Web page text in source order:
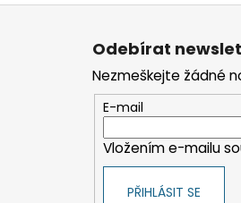
Z
Odebírat
Nezmeškejte žádné
E-mail
Vložením e-mailu
PŘIHLÁSIT SE